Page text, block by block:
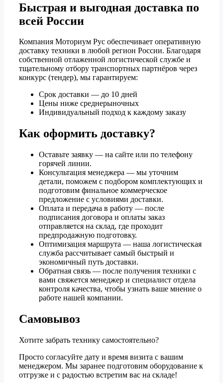
Быстрая и выгодная доставка по
всей России
Компания Моториум Рус обеспечивает оперативную
доставку техники в любой регион России. Благодаря
собственной отлаженной логистической службе и
тщательному отбору транспортных партнёров через
конкурс (тендер), мы гарантируем:
Срок доставки — до 10 дней
Цены ниже среднерыночных
Индивидуальный подход к каждому заказу
Как оформить доставку?
Оставьте заявку — на сайте или по телефону
горячей линии.
Консультация менеджера — мы уточним
детали, поможем с подбором комплектующих и
подготовим финальное коммерческое
предложение с условиями доставки.
Оплата и передача в работу — после
подписания договора и оплаты заказ
отправляется на склад, где проходит
предпродажную подготовку.
Оптимизация маршрута — наша логистическая
служба рассчитывает самый быстрый и
экономичный путь доставки.
Обратная связь — после получения техники с
вами свяжется менеджер и специалист отдела
контроля качества, чтобы узнать ваше мнение о
работе нашей компании.
Самовывоз
Хотите забрать технику самостоятельно?
Просто согласуйте дату и время визита с вашим
менеджером. Мы заранее подготовим оборудование к
отгрузке и с радостью встретим вас на складе!